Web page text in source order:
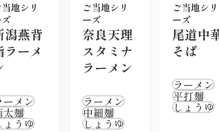
地シリ
潟燕背
ラーメ
ーメン
太麺
ょうゆ
ご当地シリ
ーズ
奈良天理
スタミナ
ラーメン
ラーメン
中細麺
しょうゆ
ご当地シリ
ーズ
尾道中
そば
ラーメン
平打麺
しょうゆ